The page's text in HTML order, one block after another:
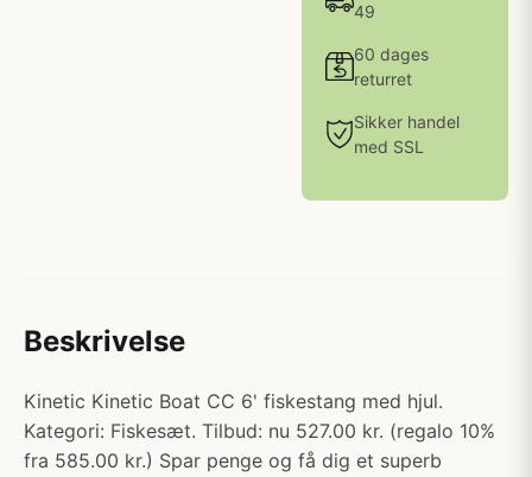
49
60 dages
returret
Sikker handel
med SSL
Beskrivelse
Kinetic Kinetic Boat CC 6' fiskestang med hjul.
Kategori: Fiskesæt. Tilbud: nu 527.00 kr. (regalo 10%
fra 585.00 kr.) Spar penge og få dig et superb